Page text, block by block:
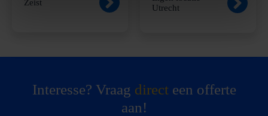
Zeist
Utrecht
Interesse? Vraag directeen offerte
aan!